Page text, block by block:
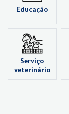
Educação
Serviço
veterinário